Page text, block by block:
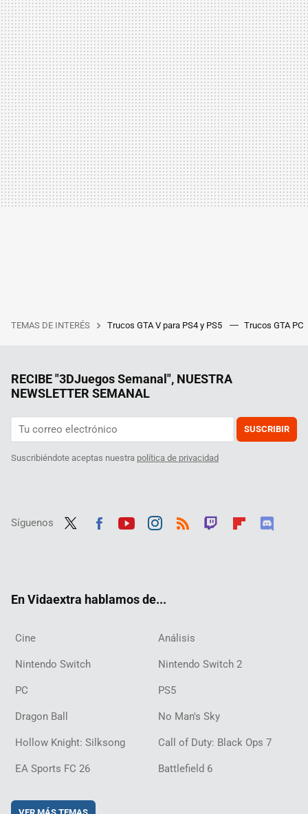
TEMAS DE INTERÉS Trucos GTA V para PS4 y PS5 Trucos GTA PC
RECIBE "3DJuegos Semanal", NUESTRA
NEWSLETTER SEMANAL
SUSCRIBIR
Suscribiéndote aceptas nuestra política de privacidad
Síguenos
En Vidaextra hablamos de...
Cine Análisis
Nintendo Switch Nintendo Switch 2
PC PS5
Dragon Ball No Man's Sky
Hollow Knight: Silksong Call of Duty: Black Ops 7
EA Sports FC 26 Battlefield 6